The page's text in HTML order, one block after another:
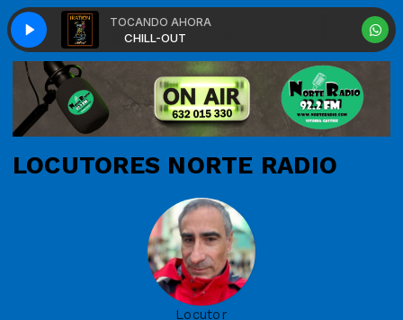
TOCANDO AHORA
OUT CHILL-OUT
LOCUTORES NORTE RADIO
Locutor